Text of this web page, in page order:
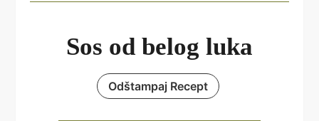
Sos od belog luka
Odštampaj Recept